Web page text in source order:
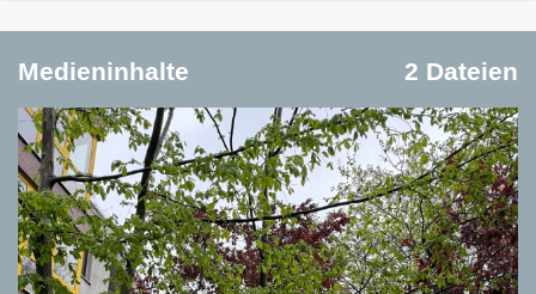
Medieninhalte 2 Dateien